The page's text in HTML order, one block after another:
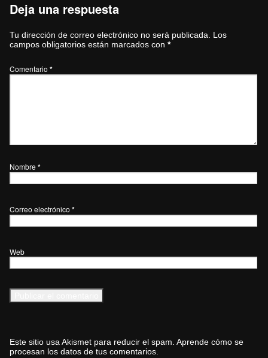
Deja una respuesta
Tu dirección de correo electrónico no será publicada. Los
campos obligatorios están marcados con *
Comentario *
Nombre *
Correo electrónico *
Web
Este sitio usa Akismet para reducir el spam. Aprende cómo se
procesan los datos de tus comentarios.